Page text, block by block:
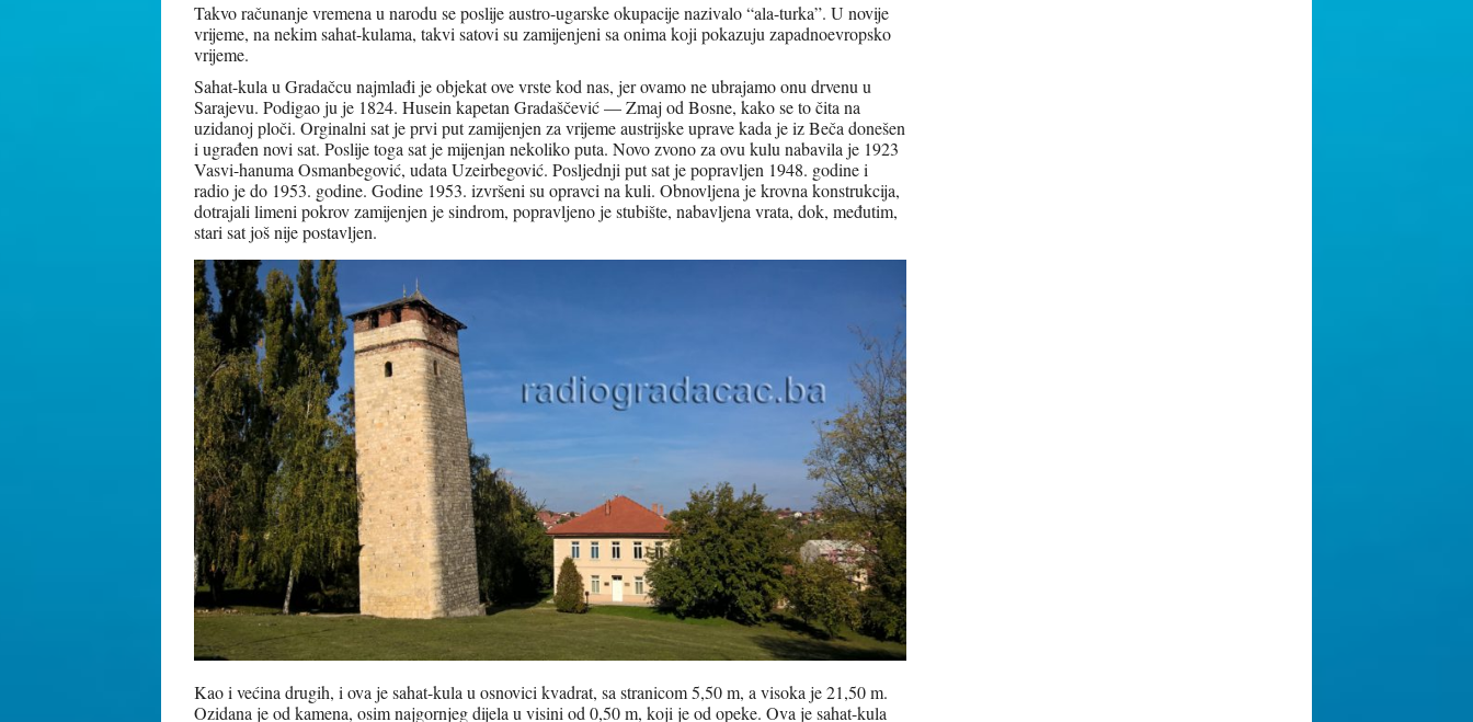
Takvo računanje vremena u narodu se poslije austro-ugarske okupacije nazivalo “ala-turka”. U novije
vrijeme, na nekim sahat-kulama, takvi satovi su zamijenjeni sa onima koji pokazuju zapadnoevropsko
vrijeme.
Sahat-kula u Gradačcu najmlađi je objekat ove vrste kod nas, jer ovamo ne ubrajamo onu drvenu u
Sarajevu. Podigao ju je 1824. Husein kapetan Gradaščević — Zmaj od Bosne, kako se to čita na
uzidanoj ploči. Orginalni sat je prvi put zamijenjen za vrijeme austrijske uprave kada je iz Beča donešen
i ugrađen novi sat. Poslije toga sat je mijenjan nekoliko puta. Novo zvono za ovu kulu nabavila je 1923
Vasvi-hanuma Osmanbegović, udata Uzeirbegović. Posljednji put sat je popravljen 1948. godine i
radio je do 1953. godine. Godine 1953. izvršeni su opravci na kuli. Obnovljena je krovna konstrukcija,
dotrajali limeni pokrov zamijenjen je sindrom, popravljeno je stubište, nabavljena vrata, dok, međutim,
stari sat još nije postavljen.
Kao i većina drugih, i ova je sahat-kula u osnovici kvadrat, sa stranicom 5,50 m, a visoka je 21,50 m.
Ozidana je od kamena, osim najgornjeg dijela u visini od 0,50 m, koji je od opeke. Ova je sahat-kula